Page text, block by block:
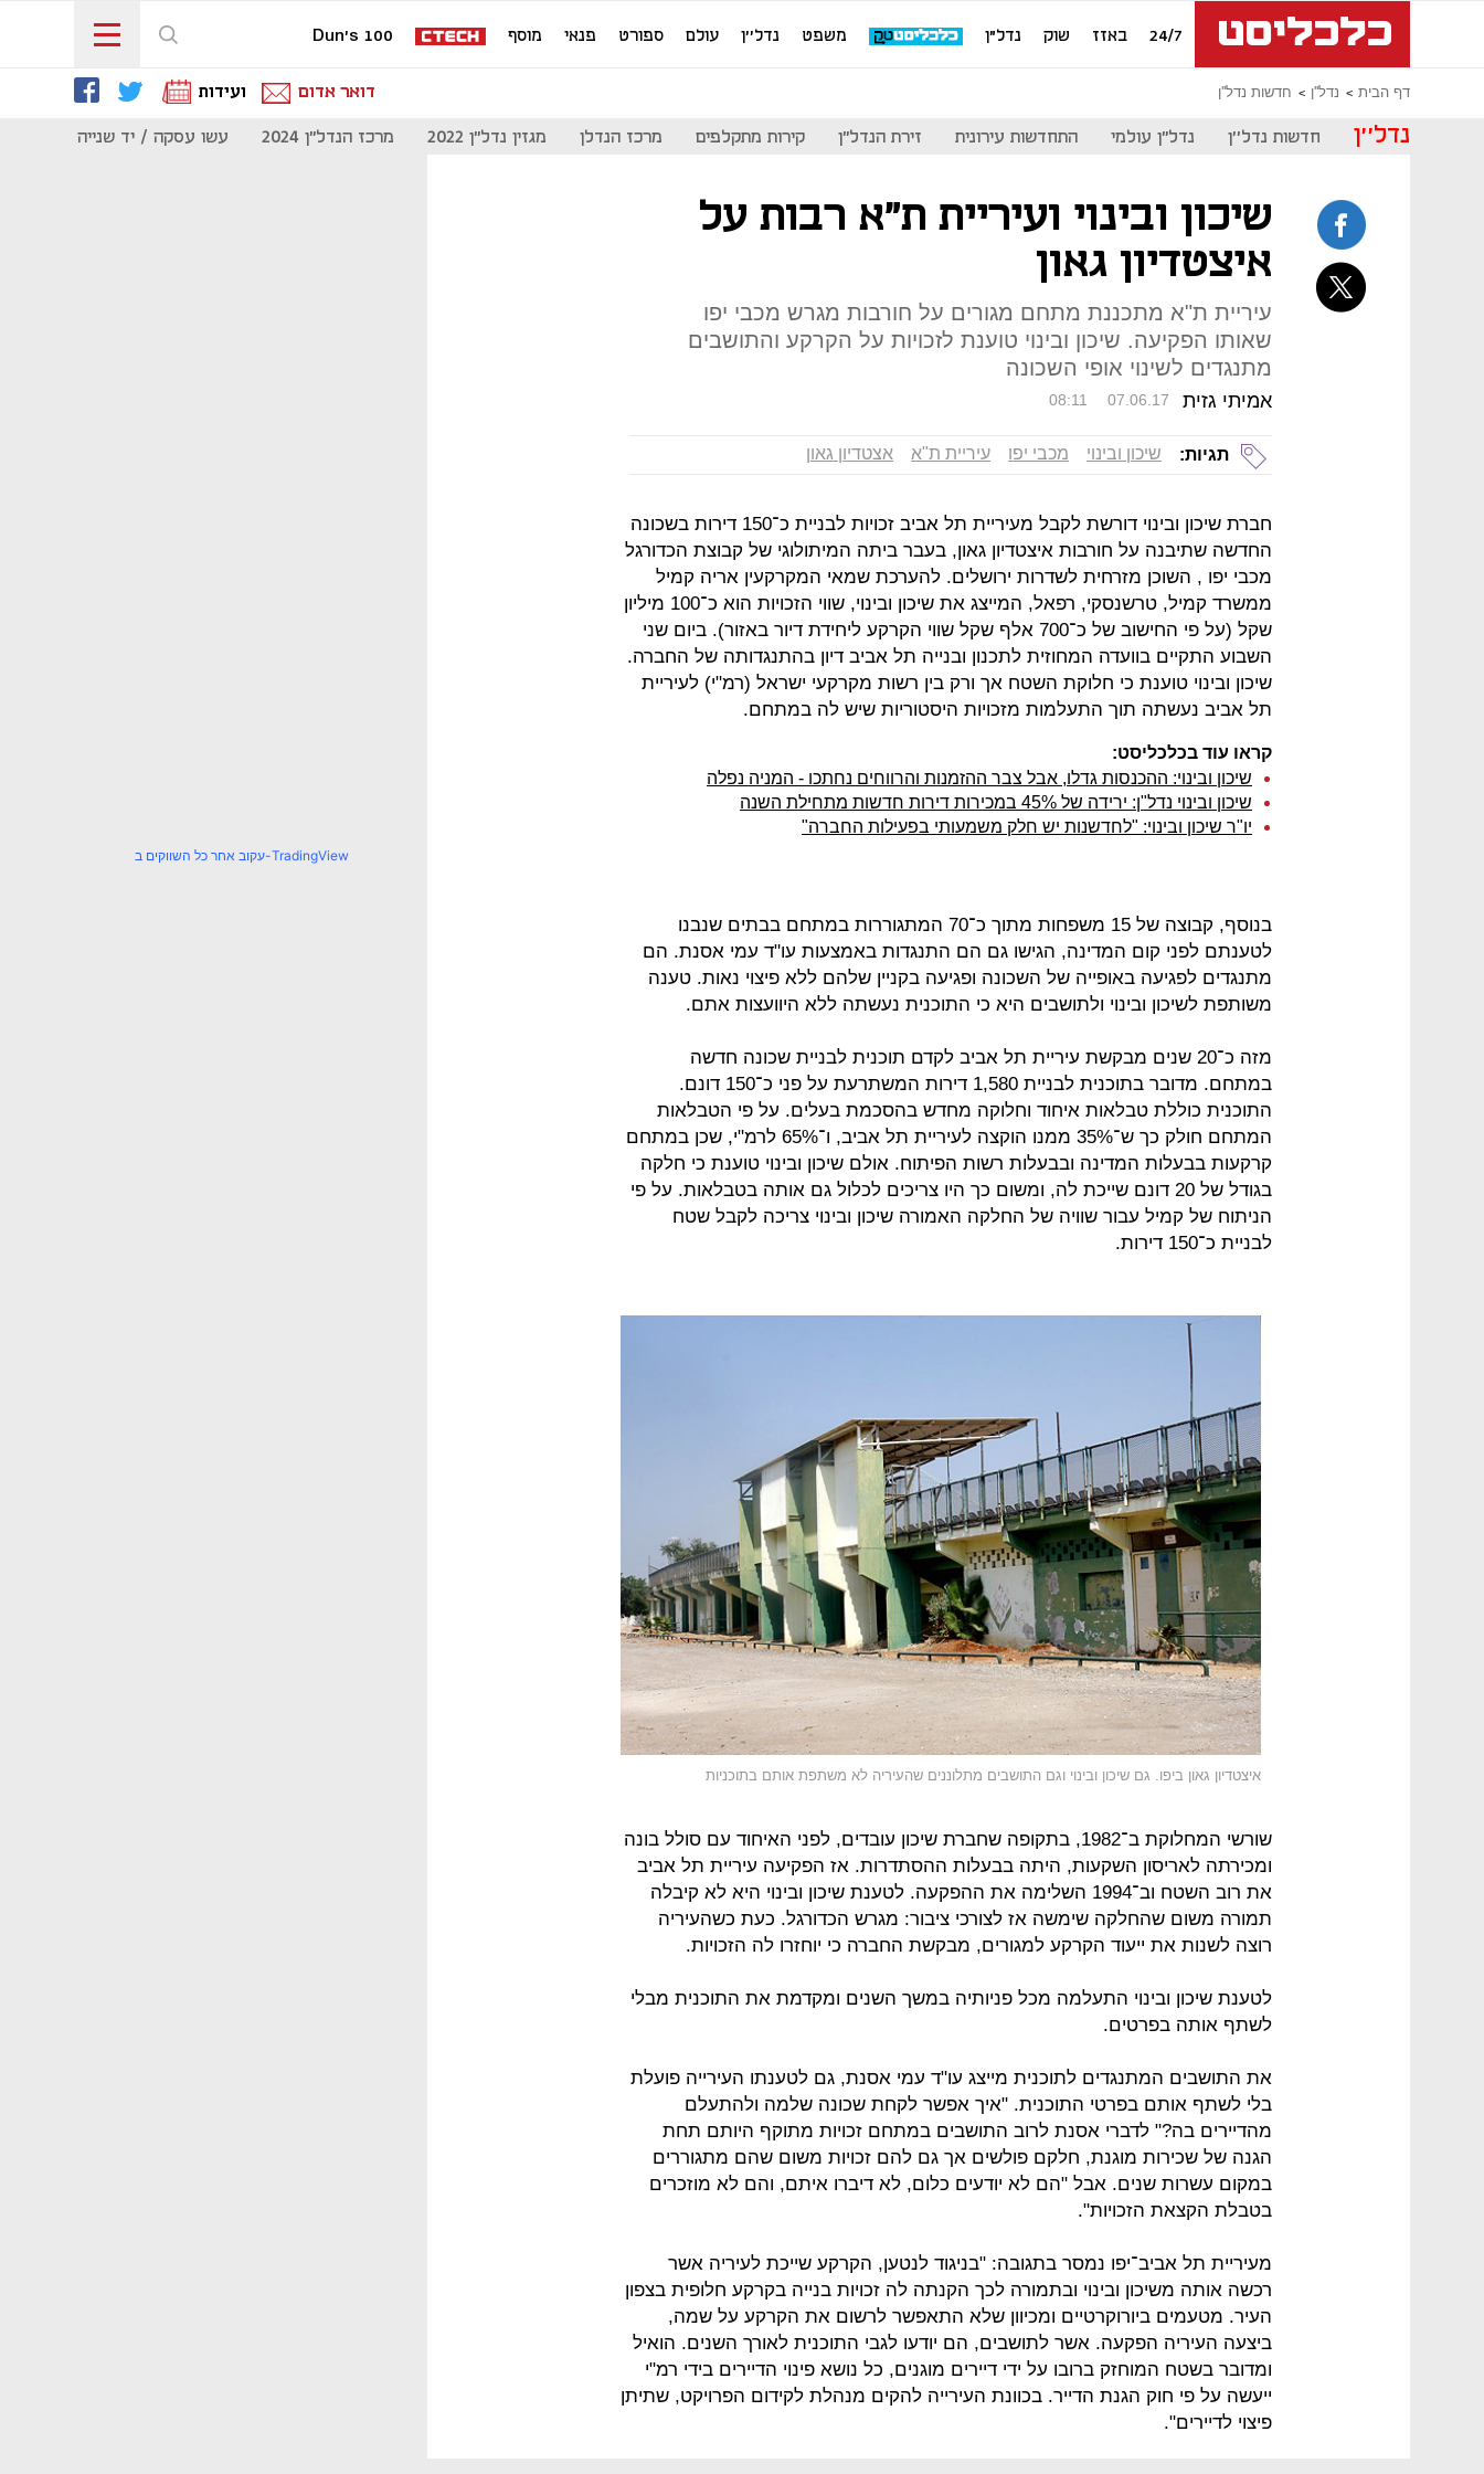
24/7 באזז שוק נדל"ן משפט נדל''ן עולם ספורט פנאי מוסף Dun's 100
דף הבית נדל''ן חדשות נדל''ן דואר אדום ועידות
נדל''ן חדשות נדל''ן נדל"ן עולמי התחדשות עירונית זירת הנדל"ן קירות מתקלפים מרכז הנדלן מגזין נדל"ן 2022 מרכז הנדל"ן 2024 עשו עסקה / יד שנייה
שיכון ובינוי ועיריית ת"א רבות על
איצטדיון גאון
עיריית ת"א מתכננת מתחם מגורים על חורבות מגרש מכבי יפו
שאותו הפקיעה. שיכון ובינוי טוענת לזכויות על הקרקע והתושבים
מתנגדים לשינוי אופי השכונה
אמיתי גזית 08:11 07.06.17
תגיות: שיכון ובינוי מכבי יפו עיריית ת"א אצטדיון גאון
חברת שיכון ובינוי דורשת לקבל מעיריית תל אביב זכויות לבניית כ־150 דירות בשכונה
החדשה שתיבנה על חורבות איצטדיון גאון, בעבר ביתה המיתולוגי של קבוצת הכדורגל
מכבי יפו , השוכן מזרחית לשדרות ירושלים. להערכת שמאי המקרקעין אריה קמיל
ממשרד קמיל, טרשנסקי, רפאל, המייצג את שיכון ובינוי, שווי הזכויות הוא כ־100 מיליון
שקל (על פי החישוב של כ־700 אלף שקל שווי הקרקע ליחידת דיור באזור). ביום שני
השבוע התקיים בוועדה המחוזית לתכנון ובנייה תל אביב דיון בהתנגדותה של החברה.
שיכון ובינוי טוענת כי חלוקת השטח אך ורק בין רשות מקרקעי ישראל (רמ"י) לעיריית
תל אביב נעשתה תוך התעלמות מזכויות היסטוריות שיש לה במתחם.
קראו עוד בכלכליסט:
שיכון ובינוי: ההכנסות גדלו, אבל צבר ההזמנות והרווחים נחתכו - המניה נפלה
שיכון ובינוי נדל"ן: ירידה של 45% במכירות דירות חדשות מתחילת השנה
יו"ר שיכון ובינוי: "לחדשנות יש חלק משמעותי בפעילות החברה"
בנוסף, קבוצה של 15 משפחות מתוך כ־70 המתגוררות במתחם בבתים שנבנו
לטענתם לפני קום המדינה, הגישו גם הם התנגדות באמצעות עו"ד עמי אסנת. הם
מתנגדים לפגיעה באופייה של השכונה ופגיעה בקניין שלהם ללא פיצוי נאות. טענה
משותפת לשיכון ובינוי ולתושבים היא כי התוכנית נעשתה ללא היוועצות אתם.
מזה כ־20 שנים מבקשת עיריית תל אביב לקדם תוכנית לבניית שכונה חדשה
במתחם. מדובר בתוכנית לבניית 1,580 דירות המשתרעת על פני כ־150 דונם.
התוכנית כוללת טבלאות איחוד וחלוקה מחדש בהסכמת בעלים. על פי הטבלאות
המתחם חולק כך ש־35% ממנו הוקצה לעיריית תל אביב, ו־65% לרמ"י, שכן במתחם
קרקעות בבעלות המדינה ובבעלות רשות הפיתוח. אולם שיכון ובינוי טוענת כי חלקה
בגודל של 20 דונם שייכת לה, ומשום כך היו צריכים לכלול גם אותה בטבלאות. על פי
הניתוח של קמיל עבור שוויה של החלקה האמורה שיכון ובינוי צריכה לקבל שטח
לבניית כ־150 דירות.
איצטדיון גאון ביפו. גם שיכון ובינוי וגם התושבים מתלוננים שהעיריה לא משתפת אותם בתוכניות
שורשי המחלוקת ב־1982, בתקופה שחברת שיכון עובדים, לפני האיחוד עם סולל בונה
ומכירתה לאריסון השקעות, היתה בבעלות ההסתדרות. אז הפקיעה עיריית תל אביב
את רוב השטח וב־1994 השלימה את ההפקעה. לטענת שיכון ובינוי היא לא קיבלה
תמורה משום שהחלקה שימשה אז לצורכי ציבור: מגרש הכדורגל. כעת כשהעיריה
רוצה לשנות את ייעוד הקרקע למגורים, מבקשת החברה כי יוחזרו לה הזכויות.
לטענת שיכון ובינוי התעלמה מכל פניותיה במשך השנים ומקדמת את התוכנית מבלי
לשתף אותה בפרטים.
את התושבים המתנגדים לתוכנית מייצג עו"ד עמי אסנת, גם לטענתו העירייה פועלת
בלי לשתף אותם בפרטי התוכנית. "איך אפשר לקחת שכונה שלמה ולהתעלם
מהדיירים בה?" לדברי אסנת לרוב התושבים במתחם זכויות מתוקף היותם תחת
הגנה של שכירות מוגנת, חלקם פולשים אך גם להם זכויות משום שהם מתגוררים
במקום עשרות שנים. אבל "הם לא יודעים כלום, לא דיברו איתם, והם לא מוזכרים
בטבלת הקצאת הזכויות".
מעיריית תל אביב־יפו נמסר בתגובה: "בניגוד לנטען, הקרקע שייכת לעיריה אשר
רכשה אותה משיכון ובינוי ובתמורה לכך הקנתה לה זכויות בנייה בקרקע חלופית בצפון
העיר. מטעמים ביורוקרטיים ומכיוון שלא התאפשר לרשום את הקרקע על שמה,
ביצעה העיריה הפקעה. אשר לתושבים, הם יודעו לגבי התוכנית לאורך השנים. הואיל
ומדובר בשטח המוחזק ברובו על ידי דיירים מוגנים, כל נושא פינוי הדיירים בידי רמ"י
ייעשה על פי חוק הגנת הדייר. בכוונת העירייה להקים מנהלת לקידום הפרויקט, שתיתן
פיצוי לדיירים".
עקוב אחר כל השווקים ב-TradingView